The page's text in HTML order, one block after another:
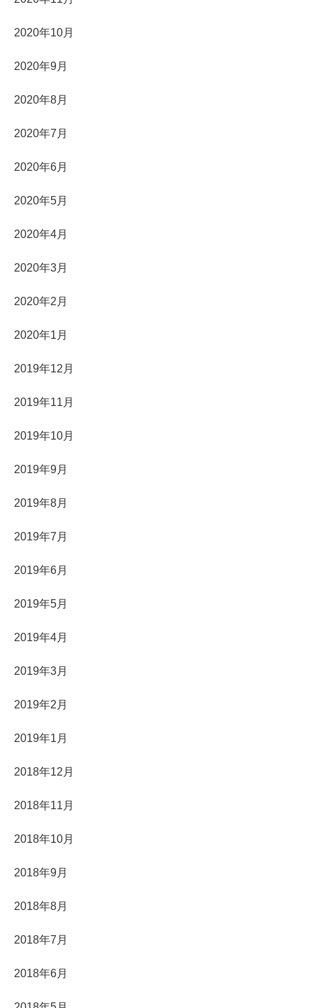
2020年10月
2020年9月
2020年8月
2020年7月
2020年6月
2020年5月
2020年4月
2020年3月
2020年2月
2020年1月
2019年12月
2019年11月
2019年10月
2019年9月
2019年8月
2019年7月
2019年6月
2019年5月
2019年4月
2019年3月
2019年2月
2019年1月
2018年12月
2018年11月
2018年10月
2018年9月
2018年8月
2018年7月
2018年6月